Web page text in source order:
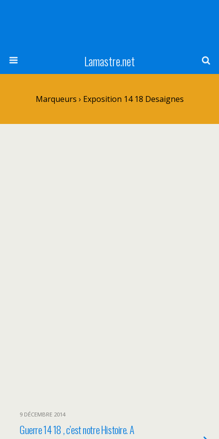
Lamastre.net
Marqueurs › Exposition 14 18 Desaignes
9 DÉCEMBRE 2014
Guerre 14 18 , c’est notre Histoire. A